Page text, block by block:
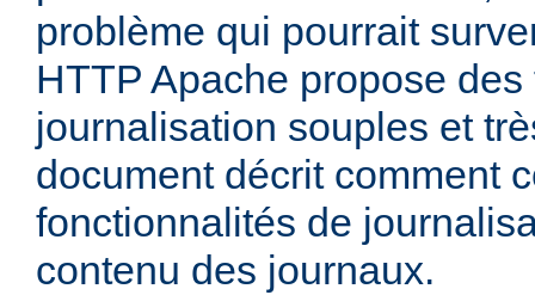
problème qui pourrait
HTTP Apache propose
journalisation souples et
document décrit comment
fonctionnalités de
contenu des journaux.